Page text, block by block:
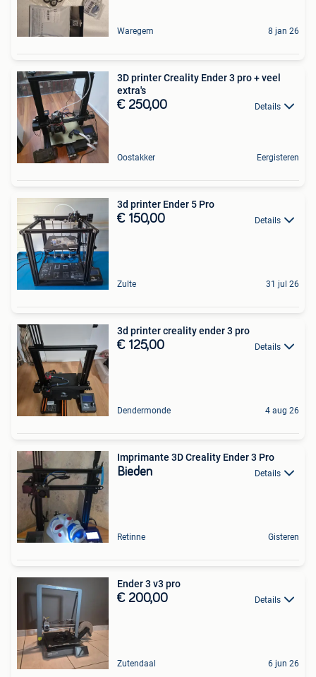
Waregem 8 jan 26
3D printer Creality Ender 3 pro + veel
extra's
€ 250,00 Details
Oostakker Eergisteren
3d printer Ender 5 Pro
€ 150,00 Details
Zulte 31 jul 26
3d printer creality ender 3 pro
€ 125,00 Details
Dendermonde 4 aug 26
Imprimante 3D Creality Ender 3 Pro
Bieden Details
Retinne Gisteren
Ender 3 v3 pro
€ 200,00 Details
Zutendaal 6 jun 26